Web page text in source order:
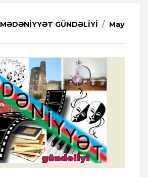
MƏDƏNİYYƏT GÜNDƏLİYİ May